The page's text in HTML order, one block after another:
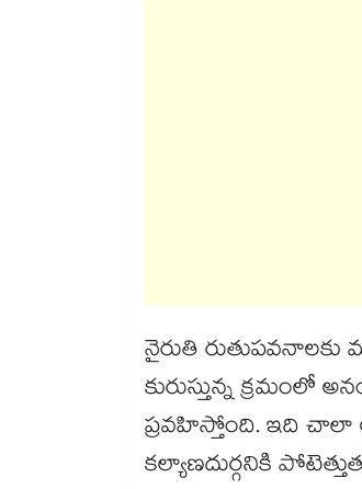
నైరుతి రుతుపవనాలకు
కురుస్తున్న క్రమంలో
ప్రవహిస్తోంది. ఇది చాలా
కల్యాణదుర్గనికి